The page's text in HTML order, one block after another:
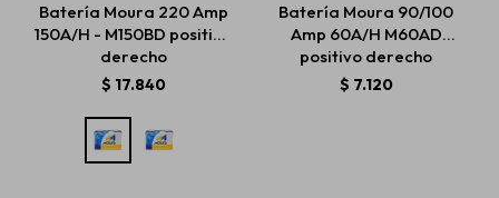
Batería Moura 220 Amp
150A/H - M150BD positivo
derecho
$ 17.840
Batería Moura 90/100
Amp 60A/H M60AD
positivo derecho
$ 7.120